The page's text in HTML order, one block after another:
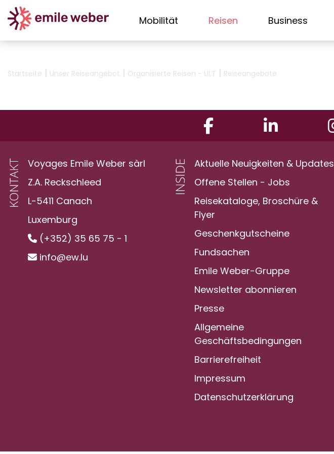
Mobilität Reisen Business
Startseite | Unser Reiseangebot | Organisierte Reisen - ULT | Reiseangebote
Voyages Emile Weber sàrl
Z.A. Reckschleed
L-5411 Canach
Luxemburg
(+352) 35 65 75 - 1
info@ew.lu
Aktuelle Neuigkeiten & Updates
Offene Stellen - Jobs
Reisekataloge, Broschüre &
Flyer
Geschenkgutscheine
Fundsachen
Emile Weber-Gruppe
Newsletter abonnieren
Presse
Allgemeine
Geschäftsbedingungen
Barrierefreiheit
Impressum
Datenschutzerklärung